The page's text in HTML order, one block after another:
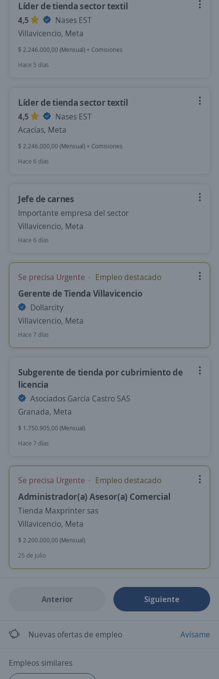
Líder de tienda sector textil
4,5
Nases EST
Villavicencio, Meta
$ 2.246.000,00 (Mensual) + Comisiones
Hace 5 días
Líder de tienda sector textil
4,5
Nases EST
Acacías, Meta
$ 2.246.000,00 (Mensual) + Comisiones
Hace 6 días
Jefe de carnes
Importante empresa del sector
Villavicencio, Meta
Hace 6 días
Se precisa Urgente Empleo destacado
Gerente de Tienda Villavicencio
Dollarcity
Villavicencio, Meta
Hace 7 días
Subgerente de tienda por cubrimiento de
licencia
Asociados Garcia Castro SAS
Granada, Meta
$ 1.750.905,00 (Mensual)
Hace 7 días
Se precisa Urgente Empleo destacado
Administrador(a) Asesor(a) Comercial
Tienda Maxprinter sas
Villavicencio, Meta
$ 2.200.000,00 (Mensual)
25 de julio
Anterior Siguiente
Nuevas ofertas de empleo Avísame
Empleos similares